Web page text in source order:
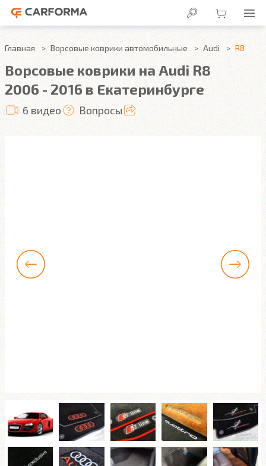
Главная Ворсовые коврики автомобильные Audi R8
Ворсовые коврики на Audi R8
2006 - 2016 в Екатеринбурге
6 видео Вопросы